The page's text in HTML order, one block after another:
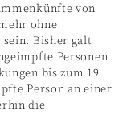
von
ohne
Bisher galt
Personen
bis zum 19.
Person an einer
die